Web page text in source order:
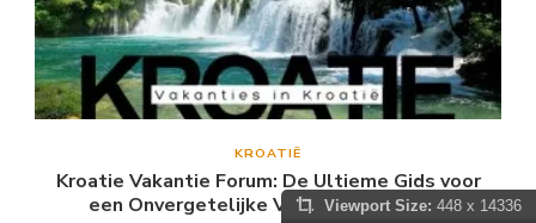
KROATIË
Kroatie Vakantie Forum: De Ultieme Gids voor
een Onvergetelijke Vakantie in Kroatië
Viewport Size: 448 x 14336